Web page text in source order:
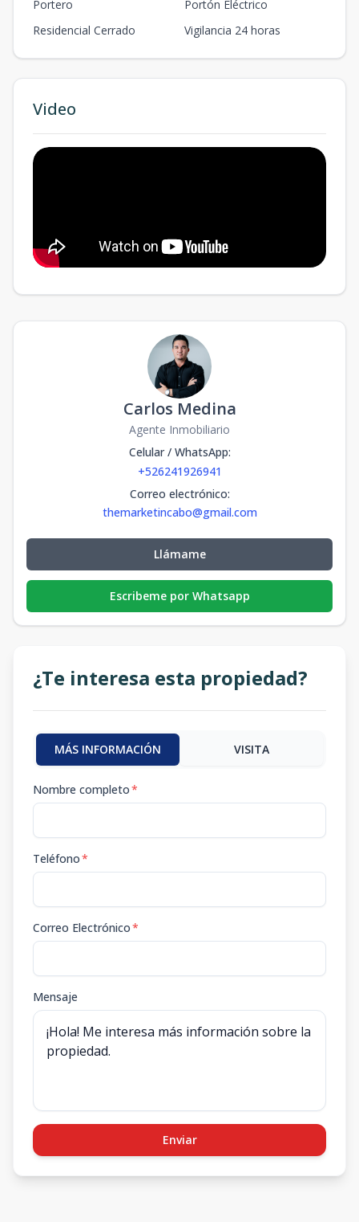
Portero
Portón Eléctrico
Residencial Cerrado
Vigilancia 24 horas
Video
Carlos Medina
Agente Inmobiliario
Celular / WhatsApp:
+526241926941
Correo electrónico:
themarketincabo@gmail.com
Llámame
Escribeme por Whatsapp
¿Te interesa esta propiedad?
MÁS INFORMACIÓN VISITA
Nombre completo*
Teléfono*
Correo Electrónico*
Mensaje
Enviar